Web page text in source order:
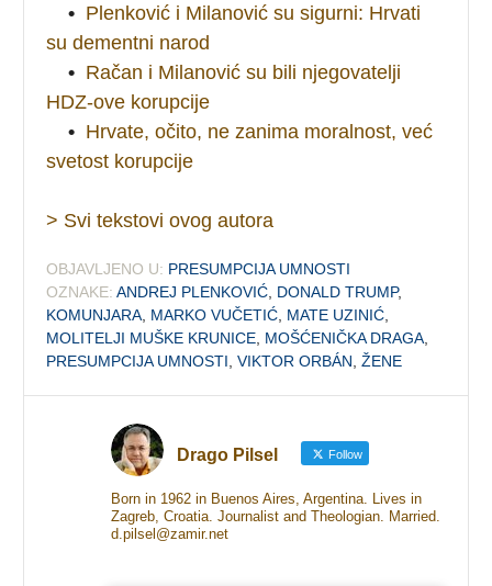
• Plenković i Milanović su sigurni: Hrvati
su dementni narod
• Račan i Milanović su bili njegovatelji
HDZ-ove korupcije
• Hrvate, očito, ne zanima moralnost, već
svetost korupcije
> Svi tekstovi ovog autora
OBJAVLJENO U: PRESUMPCIJA UMNOSTI
OZNAKE: ANDREJ PLENKOVIĆ DONALD TRUMP,
KOMUNJARA MARKO VUČETIĆ MATE UZINIĆ
MOLITELJI MUŠKE KRUNICE MOŠĆENIČKA DRAGA
PRESUMPCIJA UMNOSTI ,VIKTOR ORBÁN ,ŽENE
Drago Pilsel Follow
Born in 1962 in Buenos Aires, Argentina. Lives in
Zagreb, Croatia. Journalist and Theologian. Married.
d.pilsel@zamir.net